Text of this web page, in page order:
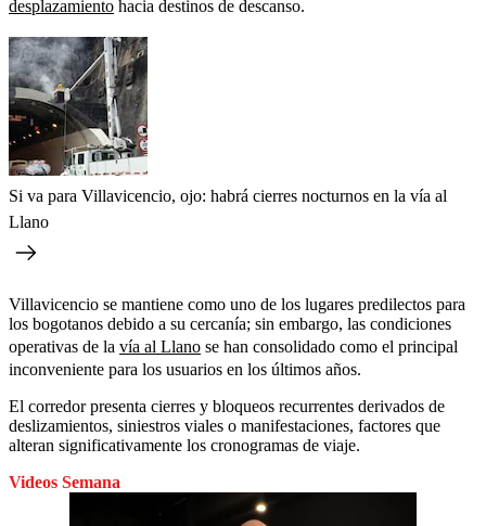
desplazamiento hacia destinos de descanso.
Si va para Villavicencio, ojo: habrá cierres nocturnos en la vía al
Llano
Villavicencio se mantiene como uno de los lugares predilectos para
los bogotanos debido a su cercanía; sin embargo, las condiciones
operativas de la vía al Llano se han consolidado como el principal
inconveniente para los usuarios en los últimos años.
El corredor presenta cierres y bloqueos recurrentes derivados de
deslizamientos, siniestros viales o manifestaciones, factores que
alteran significativamente los cronogramas de viaje.
Videos Semana